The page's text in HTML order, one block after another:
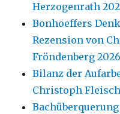
Herzogenrath
Bonhoeffers
Rezension von
Fröndenberg 2026
Bilanz der
Christoph